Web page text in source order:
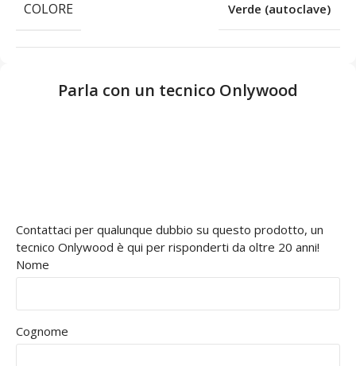
COLORE Verde (autoclave)
Parla con un tecnico Onlywood
Contattaci per qualunque dubbio su questo prodotto, un
tecnico Onlywood è qui per risponderti da oltre 20 anni!
Nome
Cognome